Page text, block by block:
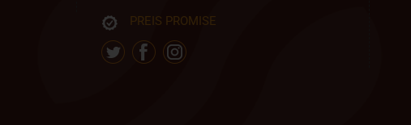
PREIS PROMISE